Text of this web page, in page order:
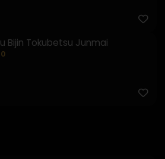
Bijin Tokubetsu Junmai